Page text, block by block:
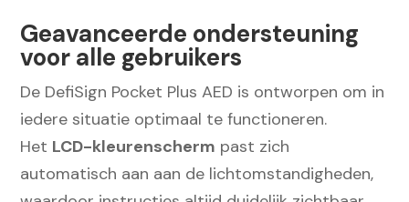
aantal
Geavanceerde ondersteuning
voor alle gebruikers
De DefiSign Pocket Plus AED is ontworpen om in
iedere situatie optimaal te functioneren.
Het LCD-kleurenscherm past zich
automatisch aan aan de lichtomstandigheden,